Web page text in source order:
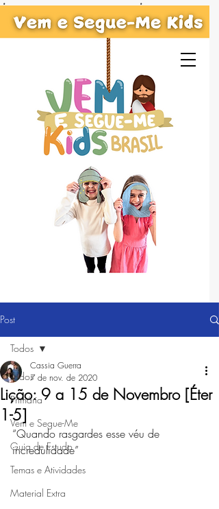
Post
Todos
Primária
Vem e Segue-Me
Guia de Estudo
Temas e Atividades
Material Extra
Todos
Lição: 9 a 15 de Novembro [Éter
1-5]
Cassia Guerra
7 de nov. de 2020
“Quando rasgardes esse véu de
incredulidade”